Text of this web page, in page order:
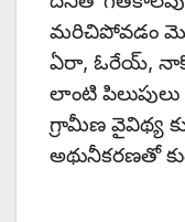
మరిచిపోవడం
ఏరా, ఓరేయ్,
లాంటి
గ్రామీణ వైవిథ్య
అథునీకరణతో